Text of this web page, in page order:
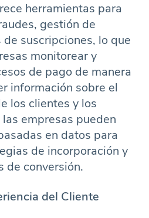
herramientas para
gestión de
suscripciones, lo que
monitorear y
de pago de manera
información sobre el
los clientes y los
empresas pueden
en datos para
de incorporación y
de conversión.
del Cliente